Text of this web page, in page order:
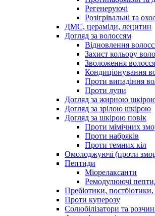
Регенеруючі
Розігрівальні та
ДМС, цераміди, лецитин
Догляд за волоссям
Відновлення
Захист кольору
Зволоження волосся
Кондиціонування
Проти випадіння
Проти лупи
Догляд за жирною
Догляд за зрілою шкірою
Догляд за шкірою повік
Проти мімічних
Проти набряків
Проти темних кіл
Омолоджуючі (проти
Пептиди
Міорелаксанти
Ремодулюючі
Пребіотики, постбіотики,
Проти куперозу
Солюбілізатори та